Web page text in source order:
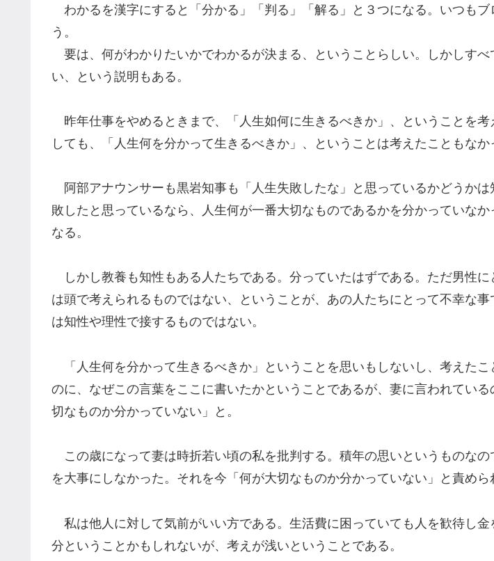
わかるを漢字にすると「分かる」「判る」「解る」と３つになる。いつもブ
う。
要は、何がわかりたいかでわかるが決まる、ということらしい。しかしすべ
い、という説明もある。
昨年仕事をやめるときまで、「人生如何に生きるべきか」、ということを考
しても、「人生何を分かって生きるべきか」、ということは考えたこともなか
阿部アナウンサーも黒岩知事も「人生失敗したな」と思っているかどうかは
敗したと思っているなら、人生何が一番大切なものであるかを分かっていなか
なる。
しかし教養も知性もある人たちである。分っていたはずである。ただ男性に
は頭で考えられるものではない、ということが、あの人たちにとって不幸な
は知性や理性で接するものではない。
「人生何を分かって生きるべきか」ということを思いもしないし、考えたこ
のに、なぜこの言葉をここに書いたかということであるが、妻に言われてい
切なものか分かっていない」と。
この歳になって妻は時折若い頃の私を批判する。積年の思いというものなの
を大事にしなかった。それを今「何が大切なものか分かっていない」と責めら
私は他人に対して気前がいい方である。生活費に困っていても人を歓待し金
分ということかもしれないが、考えが浅いということである。